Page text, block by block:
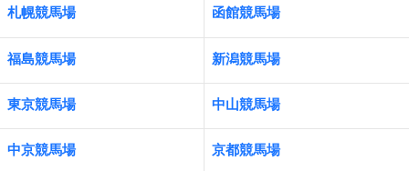
札幌競馬場 函館競馬場
福島競馬場 新潟競馬場
東京競馬場 中山競馬場
中京競馬場 京都競馬場